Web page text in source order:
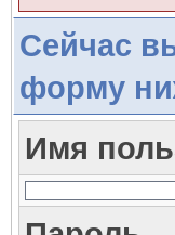
Сейчас
форму
Имя